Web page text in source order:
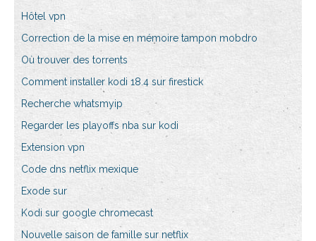
Hôtel vpn
Correction de la mise en mémoire tampon mobdro
Où trouver des torrents
Comment installer kodi 18.4 sur firestick
Recherche whatsmyip
Regarder les playoffs nba sur kodi
Extension vpn
Code dns netflix mexique
Exode sur
Kodi sur google chromecast
Nouvelle saison de famille sur netflix